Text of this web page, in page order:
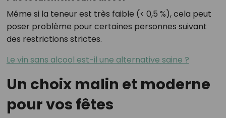
Même si la teneur est très faible (< 0,5 %), cela peut
poser problème pour certaines personnes suivant
des restrictions strictes.
Le vin sans alcool est-il une alternative saine ?
Un choix malin et moderne
pour vos fêtes